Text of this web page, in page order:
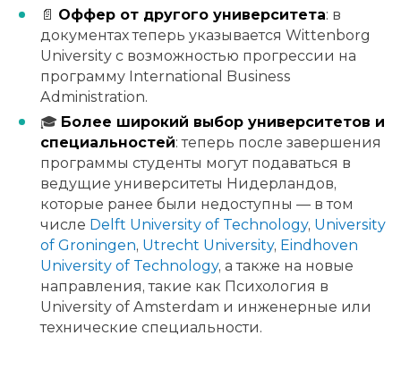
📄 Оффер от другого университета: в
документах теперь указывается Wittenborg
University с возможностью прогрессии на
программу International Business
Administration.
🎓 Более широкий выбор университетов и
специальностей: теперь после завершения
программы студенты могут подаваться в
ведущие университеты Нидерландов,
которые ранее были недоступны — в том
числе Delft University of Technology, University
of Groningen, Utrecht University, Eindhoven
University of Technology, а также на новые
направления, такие как Психология в
University of Amsterdam и инженерные или
технические специальности.